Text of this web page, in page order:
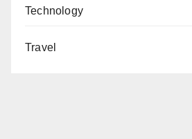
Technology
Travel